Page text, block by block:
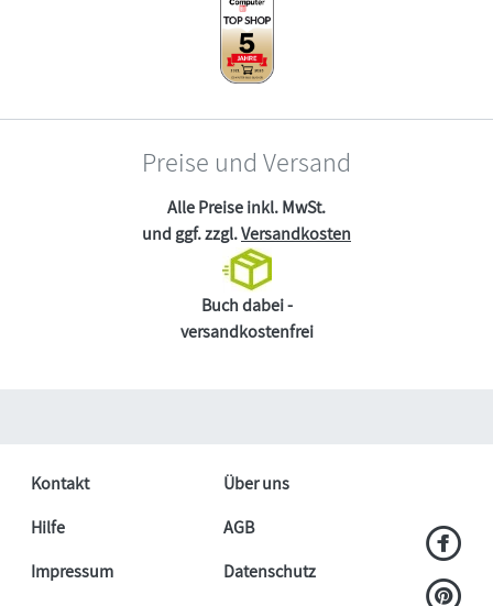
Preise und Versand
Alle Preise inkl. MwSt.
und ggf. zzgl.Versandkosten
Buch dabei -
versandkostenfrei
Kontakt
Über uns
Hilfe
AGB
Impressum
Datenschutz